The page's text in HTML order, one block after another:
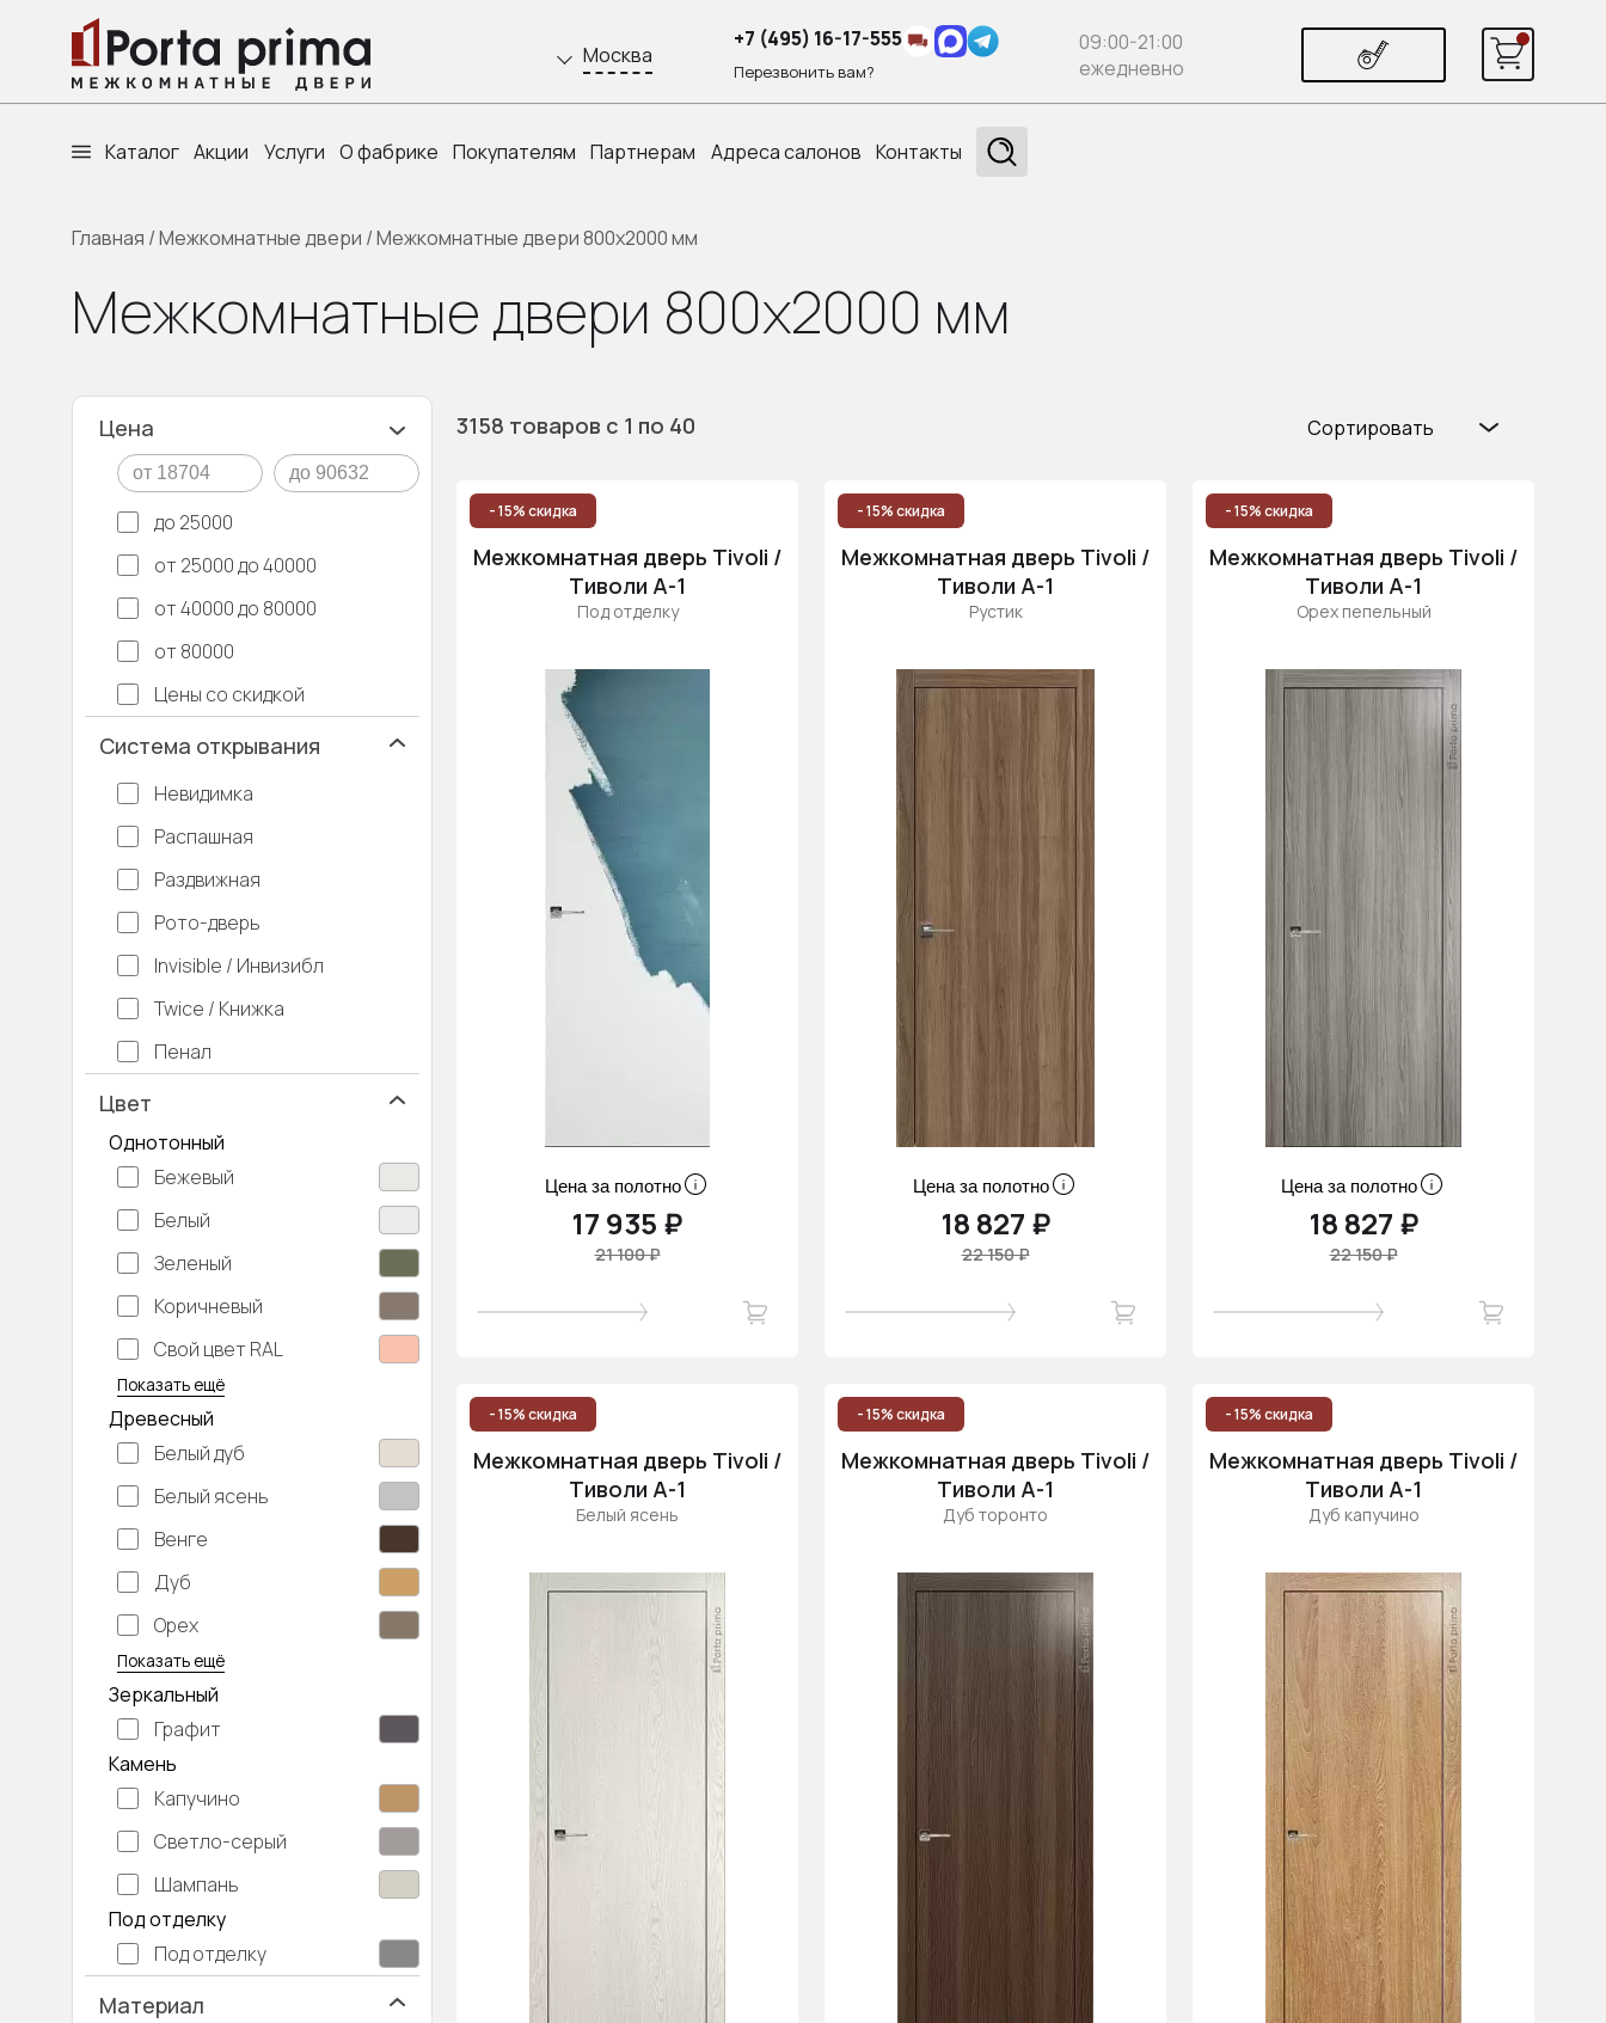
Москва
+7 (495) 16-17-555
Перезвонить вам?
09:00-21:00
ежедневно
Каталог Акции Услуги О фабрике Покупателям Партнерам Адреса салонов Контакты
Главная /Межкомнатные двери /Межкомнатные двери 800x2000 мм
Межкомнатные двери 800x2000 мм
Цена
до 25000
от 25000 до 40000
от 40000 до 80000
от 80000
Цены со скидкой
Система открывания
Невидимка
Распашная
Раздвижная
Рото-дверь
Invisible / Инвизибл
Twice / Книжка
Пенал
Цвет
Однотонный
Бежевый
Белый
Зеленый
Коричневый
Свой цвет RAL
Серебристый
Серый
Темно-серый
Хаки
Черный
Показать ещё
Древесный
Белый дуб
Белый ясень
Венге
Дуб
Орех
Серый дуб
Показать ещё
Зеркальный
Графит
Камень
Капучино
Светло-серый
Шампань
Под отделку
Под отделку
Материал
3158 товаров с 1 по 40
Сортировать
Цена (возр.)
Cначала новинки
Cначала скидки
- 15% скидка
Межкомнатная дверь Tivoli /
Тиволи А-1
Под отделку
Цена за полотно
17 935 ₽
21 100 ₽
- 15% скидка
Межкомнатная дверь Tivoli /
Тиволи А-1
Рустик
Цена за полотно
18 827 ₽
22 150 ₽
- 15% скидка
Межкомнатная дверь Tivoli /
Тиволи А-1
Орех пепельный
Цена за полотно
18 827 ₽
22 150 ₽
- 15% скидка
Межкомнатная дверь Tivoli /
Тиволи А-1
Белый ясень
- 15% скидка
Межкомнатная дверь Tivoli /
Тиволи А-1
Дуб торонто
- 15% скидка
Межкомнатная дверь Tivoli /
Тиволи А-1
Дуб капучино